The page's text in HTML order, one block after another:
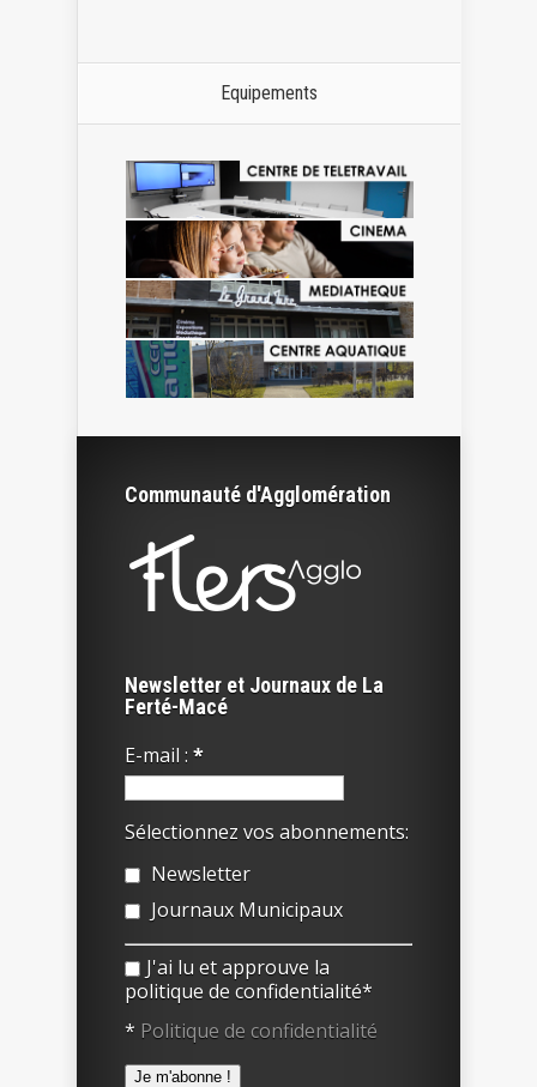
Equipements
Communauté d'Agglomération
Newsletter et Journaux de La
Ferté-Macé
E-mail : *
Sélectionnez vos abonnements:
Newsletter
Journaux Municipaux
J'ai lu et approuve la
politique de confidentialité*
* Politique de confidentialité